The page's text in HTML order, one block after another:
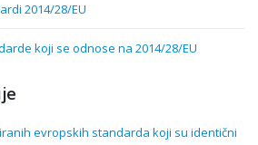
2014/28/EU
koji se odnose na 2014/28/EU
evropskih standarda koji su identični